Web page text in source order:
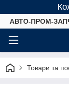
АВТО-ПРОМ-
Товари та